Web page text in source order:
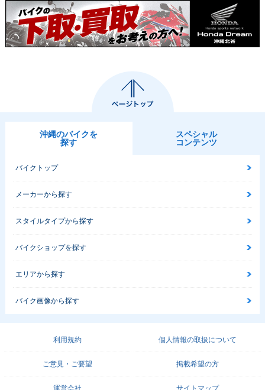
沖縄のバイクを
探す
スペシャル
コンテンツ
バイクトップ
メーカーから探す
スタイルタイプから探す
バイクショップを探す
エリアから探す
バイク画像から探す
利用規約 個人情報の取扱について
ご意見・ご要望 掲載希望の方